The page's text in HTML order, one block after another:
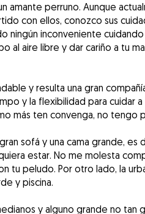
amante perruno. Aunque
con ellos, conozco sus
ningún inconveniente
al aire libre y dar cariño a tu
y resulta una gran
y la flexibilidad para cuidar
más ten convenga, no tengo
sofá y una cama grande, es
estar. No me molesta
tu peludo. Por otro lado, la
y piscina.
y alguno grande no tan